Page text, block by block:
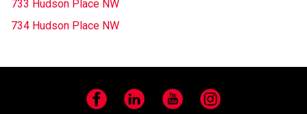
733 Hudson Place NW
734 Hudson Place NW
Facebook LinkedIn YouTube Instagram